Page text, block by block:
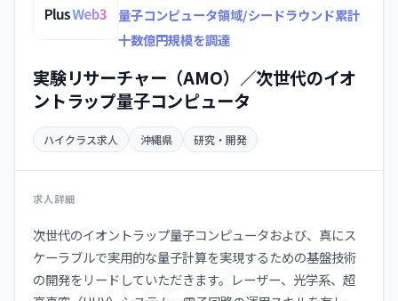
量子コンピュータ領域/シードラウンド累計
十数億円規模を調達
実験リサーチャー（AMO）／次世代のイオ
ントラップ量子コンピュータ
ハイクラス求人 沖縄県 研究・開発
求人詳細
次世代のイオントラップ量子コンピュータおよび、真にス
ケーラブルで実用的な量子計算を実現するための基盤技術
の開発をリードしていただきます。レーザー、光学系、超